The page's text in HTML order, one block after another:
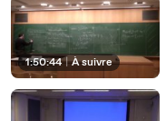
1:50:44 | À suivre